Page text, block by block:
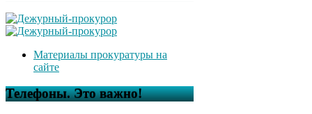
Материалы прокуратуры на
сайте
Телефоны. Это важно!